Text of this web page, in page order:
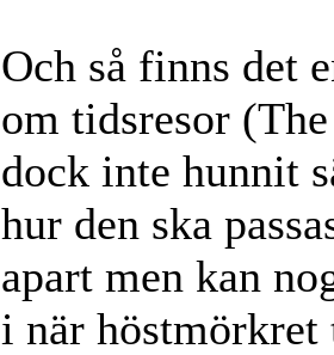
Och så finns det
om tidsresor
dock inte hunnit
hur den ska
apart men kan
i när